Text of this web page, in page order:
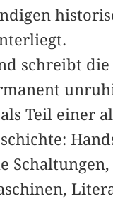
schreibt die
Teil einer